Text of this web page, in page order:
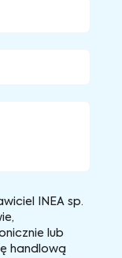
INEA sp.
lub
handlową